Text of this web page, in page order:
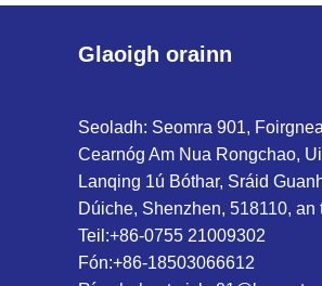
Glaoigh orainn
Seoladh: Seomra 901,
Cearnóg Am Nua Rongchao,
Lanqing 1ú Bóthar, Sráid
Dúiche, Shenzhen, 518110, an
Teil:+86-0755 21009302
Fón:+86-18503066612